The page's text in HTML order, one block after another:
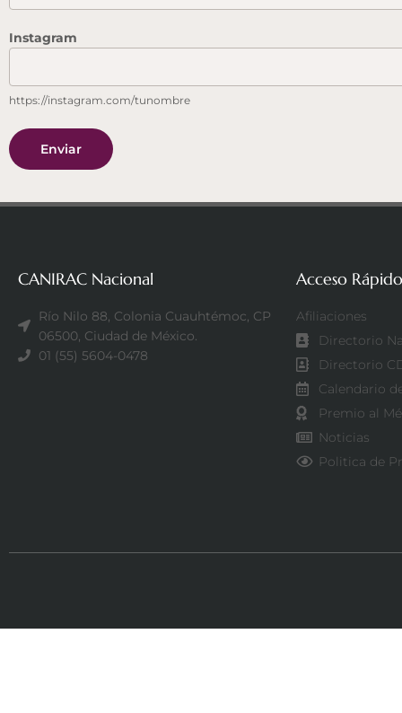
Instagram
https://instagram.com/tunombre
Enviar
CANIRAC Nacional
Río Nilo 88, Colonia Cuauhtémoc, CP
06500, Ciudad de México.
01 (55) 5604-0478
Acceso Rápido
Afiliaciones
Directorio
Directorio
Calendario
Premio al
Noticias
Politica de